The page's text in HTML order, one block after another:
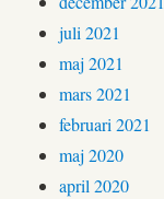
juli 2021
maj 2021
mars 2021
februari 2021
maj 2020
april 2020